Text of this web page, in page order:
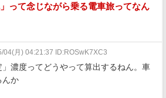
って念じながら乗る電車旅ってなん
04(月) 04:21:37 ID:ROSwK7XC3
濃度ってどうやって算出するねん。車
んか